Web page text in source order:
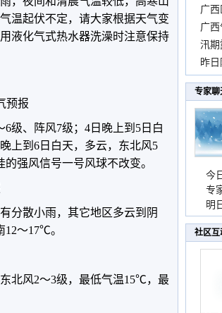
温起伏不定，请大家根据天气变
液化气式热水器洗澡时注意保持
预报
级、阵风7级；4日晚上到5日白
上到6日白天，多云，东北风5
强风信号一号风球不改变。
分散小雨，其它地区多云到阴
～17℃。
北风2～3级，最低气温15℃，最
广
晴热
广西
汛期
暴雨
昨
秀山
专家聊
今
专
温
明
天
社区互